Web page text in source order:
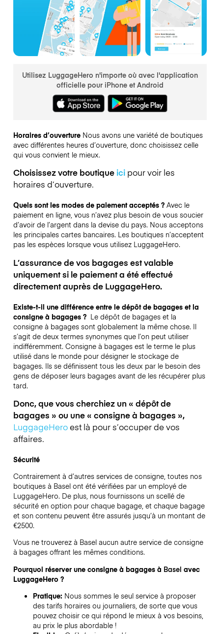
Utilisez LuggageHero n'importe où avec l'application
officielle pour iPhone et Android
Horaires d’ouverture Nous avons une variété de boutiques
avec différentes heures d’ouverture, donc choisissez celle
qui vous convient le mieux.
Choisissez votre boutique icipour voir les
horaires d’ouverture.
Quels sont les modes de paiement acceptés ? Avec le
paiement en ligne, vous n’avez plus besoin de vous soucier
d’avoir de l’argent dans la devise du pays. Nous acceptons
les principales cartes bancaires. Les boutiques n’acceptent
pas les espèces lorsque vous utilisez LuggageHero.
L’assurance de vos bagages est valable
uniquement si le paiement a été effectué
directement auprès de LuggageHero.
Existe-t-il une différence entre le dépôt de bagages et la
consigne à bagages ? Le dépôt de bagages et la
consigne à bagages sont globalement la même chose. Il
s’agit de deux termes synonymes que l’on peut utiliser
indifféremment. Consigne à bagages est le terme le plus
utilisé dans le monde pour désigner le stockage de
bagages. Ils se définissent tous les deux par le besoin des
gens de déposer leurs bagages avant de les récupérer plus
tard.
Donc, que vous cherchiez un « dépôt de
bagages » ou une « consigne à bagages »,
LuggageHeroest là pour s’occuper de vos
affaires.
Sécurité
Contrairement à d’autres services de consigne,toutes nos
boutiques à Baselont été vérifiées par un employé de
LuggageHero. De plus, nous fournissons un scellé de
sécurité en option pour chaque bagage, et chaque bagage
et son contenu peuvent être assurés jusqu’à un montant de
€2500.
Vous ne trouverez à Baselaucun autre service de consigne
à bagages offrant les mêmes conditions.
Pourquoi réserver une consigne à bagages à Basel avec
LuggageHero ?
Pratique: Nous sommes le seul service à proposer
des tarifs horaires ou journaliers, de sorte que vous
pouvez choisir ce qui répond le mieux à vos besoins,
au prix le plus abordable !